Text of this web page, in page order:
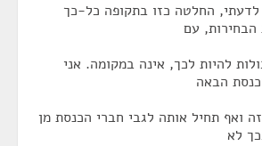
החלטה כזו בתקופה כל-כך
עם
להיות לכך, אינה במקומה. אני
הבאה
ואף תחיל אותה לגבי חברי הכנסת מן
לא